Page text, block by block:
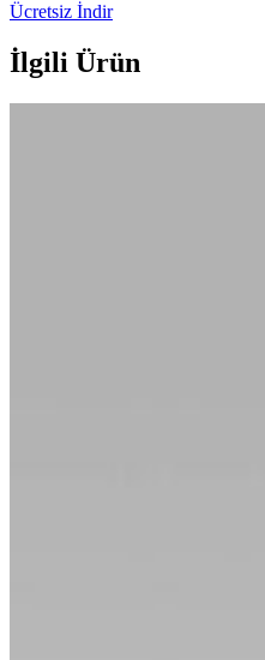
Ücretsiz İndir
İlgili Ürün